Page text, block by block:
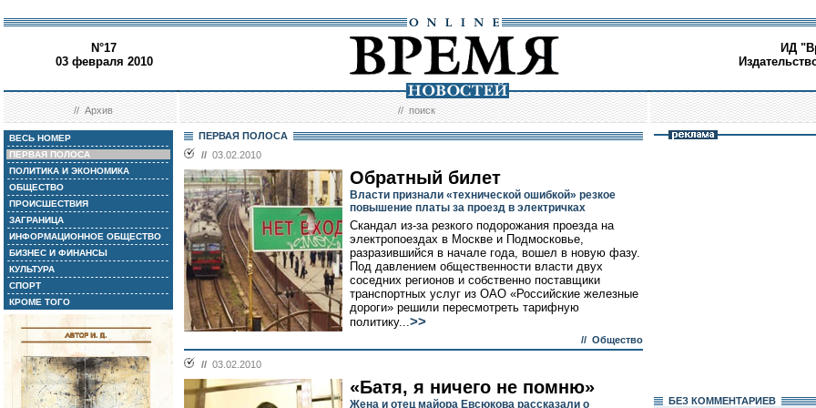
N°17
03 февраля 2010
ИД
//Архив //поиск
ВЕСЬ НОМЕР
ПЕРВАЯ ПОЛОСА
ПОЛИТИКА И ЭКОНОМИКА
ОБЩЕСТВО
ПРОИСШЕСТВИЯ
ЗАГРАНИЦА
ИНФОРМАЦИОННОЕ ОБЩЕСТВО
БИЗНЕС И ФИНАНСЫ
КУЛЬТУРА
СПОРТ
КРОМЕ ТОГО
ПЕРВАЯ ПОЛОСА
// 03.02.2010
Обратный билет
Власти признали «технической ошибкой» резкое
повышение платы за проезд в электричках
Скандал из-за резкого подорожания проезда на
электропоездах в Москве и Подмосковье,
разразившийся в начале года, вошел в новую фазу.
Под давлением общественности власти двух
соседних регионов и собственно поставщики
транспортных услуг из ОАО «Российские железные
дороги» решили пересмотреть тарифную
политику...>>
// Общество
// 03.02.2010
«Батя, я ничего не помню»
Жена и отец майора Евсюкова рассказали о
БЕЗ КОМMЕНТАРИЕВ